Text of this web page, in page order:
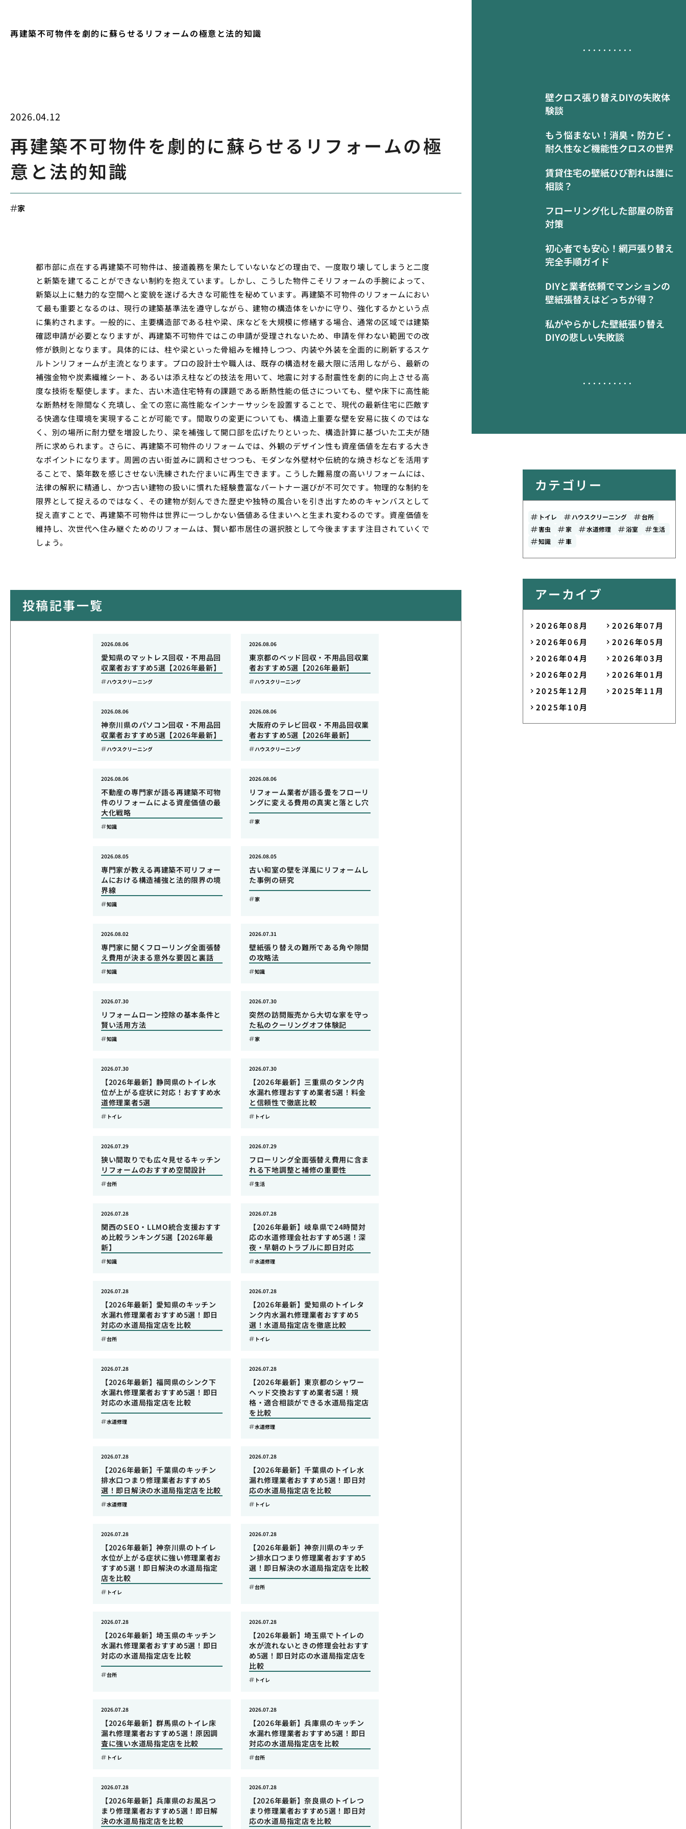
再建築不可物件を劇的に蘇らせるリフォームの極意と法的知識
壁クロス張り替えDIYの失敗体
験談
もう悩まない！消臭・防カビ・
耐久性など機能性クロスの世界
賃貸住宅の壁紙ひび割れは誰に
相談？
フローリング化した部屋の防音
対策
初心者でも安心！網戸張り替え
完全手順ガイド
DIYと業者依頼でマンションの
壁紙張替えはどっちが得？
私がやらかした壁紙張り替え
DIYの悲しい失敗談
2026.04.12
再建築不可物件を劇的に蘇らせるリフォームの極
意と法的知識
家
都市部に点在する再建築不可物件は、接道義務を果たしていないなどの理由で、一度取り壊してしまうと二度
と新築を建てることができない制約を抱えています。しかし、こうした物件こそリフォームの手腕によって、
新築以上に魅力的な空間へと変貌を遂げる大きな可能性を秘めています。再建築不可物件のリフォームにおい
て最も重要となるのは、現行の建築基準法を遵守しながら、建物の構造体をいかに守り、強化するかという点
に集約されます。一般的に、主要構造部である柱や梁、床などを大規模に修繕する場合、通常の区域では建築
確認申請が必要となりますが、再建築不可物件ではこの申請が受理されないため、申請を伴わない範囲での改
修が鉄則となります。具体的には、柱や梁といった骨組みを維持しつつ、内装や外装を全面的に刷新するスケ
ルトンリフォームが主流となります。プロの設計士や職人は、既存の構造材を最大限に活用しながら、最新の
補強金物や炭素繊維シート、あるいは添え柱などの技法を用いて、地震に対する耐震性を劇的に向上させる高
度な技術を駆使します。また、古い木造住宅特有の課題である断熱性能の低さについても、壁や床下に高性能
な断熱材を隙間なく充填し、全ての窓に高性能なインナーサッシを設置することで、現代の最新住宅に匹敵す
る快適な住環境を実現することが可能です。間取りの変更についても、構造上重要な壁を安易に抜くのではな
く、別の場所に耐力壁を増設したり、梁を補強して開口部を広げたりといった、構造計算に基づいた工夫が随
所に求められます。さらに、再建築不可物件のリフォームでは、外観のデザイン性も資産価値を左右する大き
なポイントになります。周囲の古い街並みに調和させつつも、モダンな外壁材や伝統的な焼き杉などを活用す
ることで、築年数を感じさせない洗練された佇まいに再生できます。こうした難易度の高いリフォームには、
法律の解釈に精通し、かつ古い建物の扱いに慣れた経験豊富なパートナー選びが不可欠です。物理的な制約を
限界として捉えるのではなく、その建物が刻んできた歴史や独特の風合いを引き出すためのキャンバスとして
捉え直すことで、再建築不可物件は世界に一つしかない価値ある住まいへと生まれ変わるのです。資産価値を
維持し、次世代へ住み継ぐためのリフォームは、賢い都市居住の選択肢として今後ますます注目されていくで
しょう。
投稿記事一覧
愛知県のマットレス回収・不用品回
収業者おすすめ5選【2026年最新】
2026.08.06
ハウスクリーニング
東京都のベッド回収・不用品回収業
者おすすめ5選【2026年最新】
2026.08.06
ハウスクリーニング
神奈川県のパソコン回収・不用品回
収業者おすすめ5選【2026年最新】
2026.08.06
ハウスクリーニング
大阪府のテレビ回収・不用品回収業
者おすすめ5選【2026年最新】
2026.08.06
ハウスクリーニング
不動産の専門家が語る再建築不可物
件のリフォームによる資産価値の最
大化戦略
2026.08.06
知識
リフォーム業者が語る畳をフローリ
ングに変える費用の真実と落とし穴
2026.08.06
家
専門家が教える再建築不可リフォー
ムにおける構造補強と法的限界の境
界線
2026.08.05
知識
古い和室の壁を洋風にリフォームし
た事例の研究
2026.08.05
家
専門家に聞くフローリング全面張替
え費用が決まる意外な要因と裏話
2026.08.02
知識
壁紙張り替えの難所である角や隙間
の攻略法
2026.07.31
知識
リフォームローン控除の基本条件と
賢い活用方法
2026.07.30
知識
突然の訪問販売から大切な家を守っ
た私のクーリングオフ体験記
2026.07.30
家
【2026年最新】静岡県のトイレ水
位が上がる症状に対応！おすすめ水
道修理業者5選
2026.07.30
トイレ
【2026年最新】三重県のタンク内
水漏れ修理おすすめ業者5選！料金
と信頼性で徹底比較
2026.07.30
トイレ
狭い間取りでも広々見せるキッチン
リフォームのおすすめ空間設計
2026.07.29
台所
フローリング全面張替え費用に含ま
れる下地調整と補修の重要性
2026.07.29
生活
関西のSEO・LLMO統合支援おすす
め比較ランキング5選【2026年最
新】
2026.07.28
知識
【2026年最新】岐阜県で24時間対
応の水道修理会社おすすめ5選！深
夜・早朝のトラブルに即日対応
2026.07.28
水道修理
【2026年最新】愛知県のキッチン
水漏れ修理業者おすすめ5選！即日
対応の水道局指定店を比較
2026.07.28
台所
【2026年最新】愛知県のトイレタ
ンク内水漏れ修理業者おすすめ5
選！水道局指定店を徹底比較
2026.07.28
トイレ
【2026年最新】福岡県のシンク下
水漏れ修理業者おすすめ5選！即日
対応の水道局指定店を比較
2026.07.28
水道修理
【2026年最新】東京都のシャワー
ヘッド交換おすすめ業者5選！規
格・適合相談ができる水道局指定店
を比較
2026.07.28
水道修理
【2026年最新】千葉県のキッチン
排水口つまり修理業者おすすめ5
選！即日解決の水道局指定店を比較
2026.07.28
水道修理
【2026年最新】千葉県のトイレ水
漏れ修理業者おすすめ5選！即日対
応の水道局指定店を比較
2026.07.28
トイレ
【2026年最新】神奈川県のトイレ
水位が上がる症状に強い修理業者お
すすめ5選！即日解決の水道局指定
店を比較
2026.07.28
トイレ
【2026年最新】神奈川県のキッチ
ン排水口つまり修理業者おすすめ5
選！即日解決の水道局指定店を比較
2026.07.28
台所
【2026年最新】埼玉県のキッチン
水漏れ修理業者おすすめ5選！即日
対応の水道局指定店を比較
2026.07.28
台所
【2026年最新】埼玉県でトイレの
水が流れないときの修理会社おすす
め5選！即日対応の水道局指定店を
比較
2026.07.28
トイレ
【2026年最新】群馬県のトイレ床
漏れ修理業者おすすめ5選！原因調
査に強い水道局指定店を比較
2026.07.28
トイレ
【2026年最新】兵庫県のキッチン
水漏れ修理業者おすすめ5選！即日
対応の水道局指定店を比較
2026.07.28
台所
【2026年最新】兵庫県のお風呂つ
まり修理業者おすすめ5選！即日解
決の水道局指定店を比較
2026.07.28
【2026年最新】奈良県のトイレつ
まり修理業者おすすめ5選！即日対
応の水道局指定店を比較
2026.07.28
カテゴリー
トイレ ハウスクリーニング
台所
害虫
家 水道修理 浴室
生活
知識
車
アーカイブ
2026年08月
2026年07月
2026年06月
2026年05月
2026年04月
2026年03月
2026年02月
2026年01月
2025年12月
2025年11月
2025年10月